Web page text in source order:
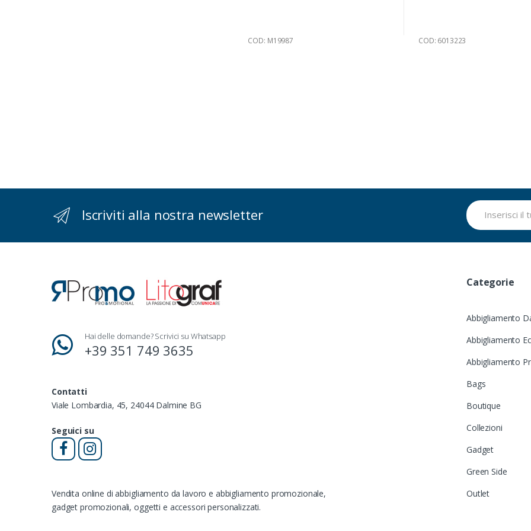
COD: M19987 COD: 6013223
Iscriviti alla nostra newsletter
Categorie
Abbigliamento
Abbigliamento
Abbigliamento
Bags
Boutique
Collezioni
Gadget
Green Side
Outlet
Hai delle domande? Scrivici su Whatsapp
+39 351 749 3635
Contatti
Viale Lombardia, 45, 24044 Dalmine BG
Seguici su
Vendita online di abbigliamento da lavoro e abbigliamento promozionale,
gadget promozionali, oggetti e accessori personalizzati.